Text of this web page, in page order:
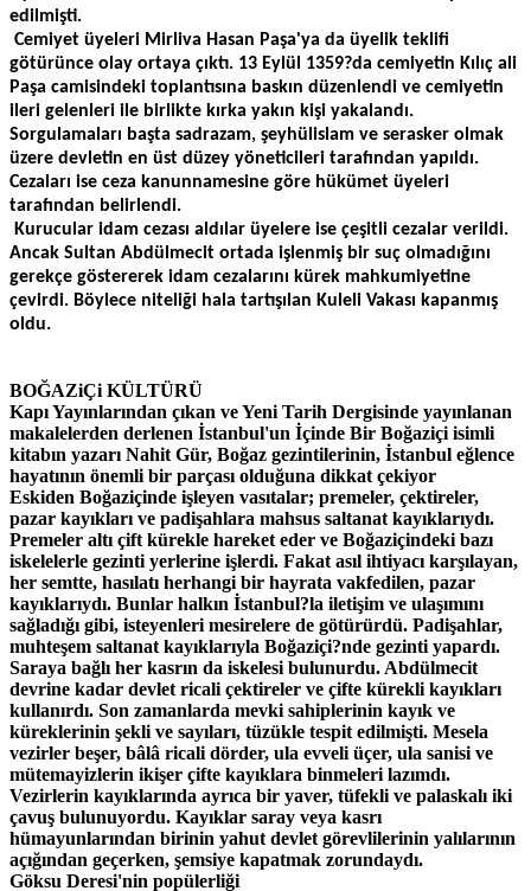
edilmişti.
Cemiyet üyeleri Mirliva Hasan Paşa'ya da üyelik teklifi
götürünce olay ortaya çıktı. 13 Eylül 1359?da cemiyetin Kılıç ali
Paşa camisindeki toplantısına baskın düzenlendi ve cemiyetin
ileri gelenleri ile birlikte kırka yakın kişi yakalandı.
Sorgulamaları başta sadrazam, şeyhülislam ve serasker olmak
üzere devletin en üst düzey yöneticileri tarafından yapıldı.
Cezaları ise ceza kanunnamesine göre hükümet üyeleri
tarafından belirlendi.
Kurucular idam cezası aldılar üyelere ise çeşitli cezalar verildi.
Ancak Sultan Abdülmecit ortada işlenmiş bir suç olmadığını
gerekçe göstererek idam cezalarını kürek mahkumiyetine
çevirdi. Böylece niteliği hala tartışılan Kuleli Vakası kapanmış
oldu.
BOĞAZiÇi KÜLTÜRÜ
Kapı Yayınlarından çıkan ve Yeni Tarih Dergisinde yayınlanan
makalelerden derlenen İstanbul'un İçinde Bir Boğaziçi isimli
kitabın yazarı Nahit Gür, Boğaz gezintilerinin, İstanbul eğlence
hayatının önemli bir parçası olduğuna dikkat çekiyor
Eskiden Boğaziçinde işleyen vasıtalar; premeler, çektireler,
pazar kayıkları ve padişahlara mahsus saltanat kayıklarıydı.
Premeler altı çift kürekle hareket eder ve Boğaziçindeki bazı
iskelelerle gezinti yerlerine işlerdi. Fakat asıl ihtiyacı karşılayan,
her semtte, hasılatı herhangi bir hayrata vakfedilen, pazar
kayıklarıydı. Bunlar halkın İstanbul?la iletişim ve ulaşımını
sağladığı gibi, isteyenleri mesirelere de götürürdü. Padişahlar,
muhteşem saltanat kayıklarıyla Boğaziçi?nde gezinti yapardı.
Saraya bağlı her kasrın da iskelesi bulunurdu. Abdülmecit
devrine kadar devlet ricali çektireler ve çifte kürekli kayıkları
kullanırdı. Son zamanlarda mevki sahiplerinin kayık ve
küreklerinin şekli ve sayıları, tüzükle tespit edilmişti. Mesela
vezirler beşer, bâlâ ricali dörder, ula evveli üçer, ula sanisi ve
mütemayizlerin ikişer çifte kayıklara binmeleri lazımdı.
Vezirlerin kayıklarında ayrıca bir yaver, tüfekli ve palaskalı iki
çavuş bulunuyordu. Kayıklar saray veya kasrı
hümayunlarından birinin yahut devlet görevlilerinin yalılarının
açığından geçerken, şemsiye kapatmak zorundaydı.
Göksu Deresi'nin popülerliği